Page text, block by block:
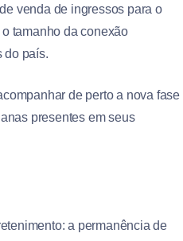
venda de ingressos para o
tamanho da conexão
do país.
de perto a nova fase
presentes em seus
a permanência de